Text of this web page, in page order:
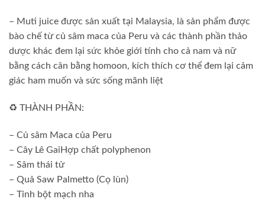
– Muti juice được sản xuất tại Malaysia, là sản phẩm được
bào chế từ củ sâm maca của Peru và các thành phần thảo
dược khác đem lại sức khỏe giới tính cho cả nam và nữ
bằng cách cân bằng homoon, kích thích cơ thể đem lại cảm
giác ham muốn và sức sống mãnh liệt
♻️ THÀNH PHẦN:
– Củ sâm Maca của Peru
– Cây Lê GaiHợp chất polyphenon
– Sâm thái tử
– Quả Saw Palmetto (Cọ lùn)
– Tinh bột mạch nha